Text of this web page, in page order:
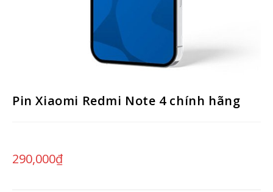
Pin Xiaomi Redmi Note 4 chính hãng
290,000₫